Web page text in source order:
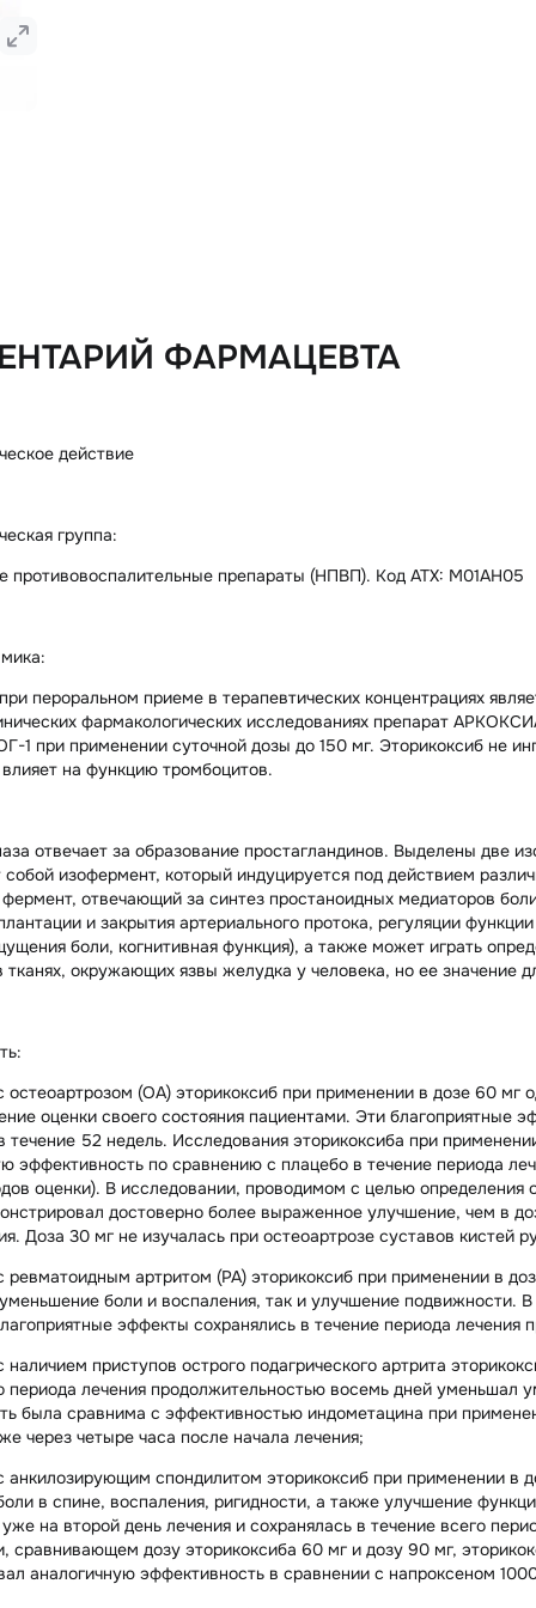
ФАРМАЦЕВТА
действие
группа:
противовоспалительные препараты (НПВП). Код ATX: М01АН05
пероральном приеме в терапевтических концентрациях
фармакологических исследованиях препарат
1 при применении суточной дозы до 150 мг. Эторикоксиб не
на функцию тромбоцитов.
отвечает за образование простагландинов. Выделены
собой изофермент, который индуцируется под действием
отвечающий за синтез простаноидных медиаторов
и закрытия артериального протока, регуляции
боли, когнитивная функция), а также может играть
окружающих язвы желудка у человека, но ее значение
остеоартрозом (ОА) эторикоксиб при применении в дозе 60 мг
оценки своего состояния пациентами. Эти благоприятные
течение 52 недель. Исследования эторикоксиба при
эффективность по сравнению с плацебо в течение периода
оценки). В исследовании, проводимом с целью определения
достоверно более выраженное улучшение, чем в
Доза 30 мг не изучалась при остеоартрозе суставов кистей
ревматоидным артритом (РА) эторикоксиб при применении в
боли и воспаления, так и улучшение подвижности.
эффекты сохранялись в течение периода лечения
наличием приступов острого подагрического артрита
периода лечения продолжительностью восемь дней уменьшал
была сравнима с эффективностью индометацина при
через четыре часа после начала лечения;
анкилозирующим спондилитом эторикоксиб при применении в
в спине, воспаления, ригидности, а также улучшение
на второй день лечения и сохранялась в течение всего
сравнивающем дозу эторикоксиба 60 мг и дозу 90 мг,
аналогичную эффективность в сравнении с напроксеном